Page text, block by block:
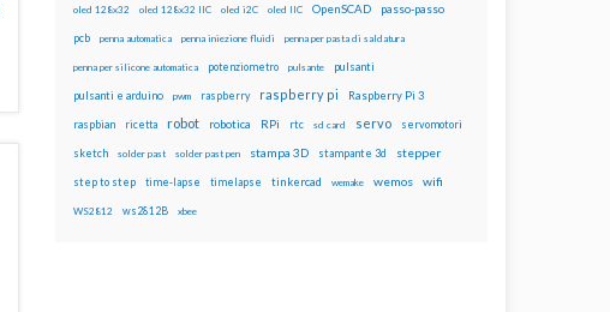
oled 128x32 oled 128x32 IIC oled i2C oled IIC OpenSCAD passo-passo
pcb penna automatica penna iniezione fluidi penna per pasta di saldatura
penna per silicone automatica potenziometro pulsante pulsanti
pulsanti e arduino pwm raspberry raspberry pi Raspberry Pi 3
raspbian ricetta robot robotica RPi rtc sd card servo servomotori
sketch solder past solder past pen stampa 3D stampante 3d stepper
step to step time-lapse timelapse tinkercad wemake wemos wifi
WS2812 ws2812B xbee